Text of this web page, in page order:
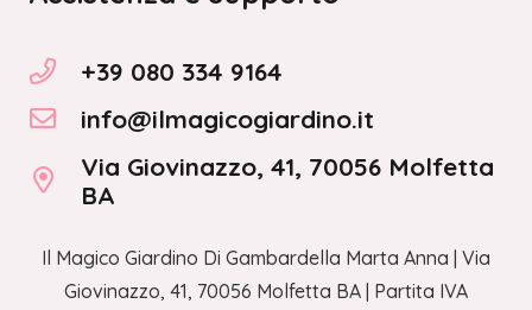
+39 080 334 9164
info@ilmagicogiardino.it
Via Giovinazzo, 41, 70056 Molfetta
BA
Il Magico Giardino Di Gambardella Marta Anna | Via
Giovinazzo, 41, 70056 Molfetta BA | Partita IVA